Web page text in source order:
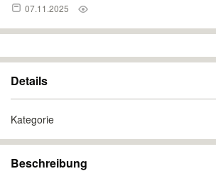
07.11.2025
Details
Kategorie
Beschreibung